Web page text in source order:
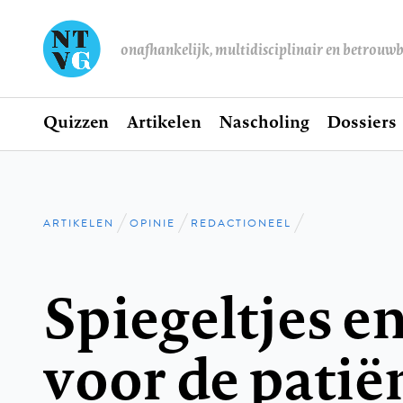
onafhankelijk, multidisciplinair en
Hoofdnavigatie
Home
Quizzen Artikelen Nascholing Dossiers
Kruimelpad
ARTIKELEN OPINIE REDACTIONEEL
Spiegeltjes
voor de